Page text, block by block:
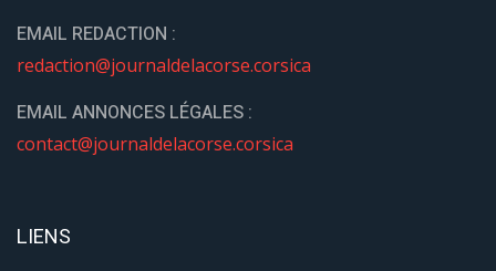
EMAIL REDACTION :
redaction@journaldelacorse.corsica
EMAIL ANNONCES LÉGALES :
contact@journaldelacorse.corsica
LIENS